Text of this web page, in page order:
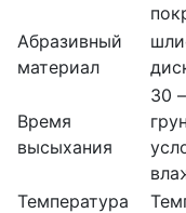
Абразивный
материал
Время
высыхания
30
Температура